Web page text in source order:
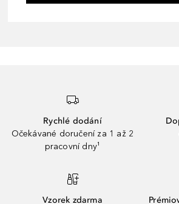
Rychlé dodání
Očekávané doručení za 1 až 2
pracovní dny¹
Vzorek zdarma